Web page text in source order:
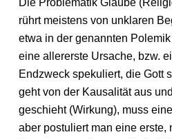
Die Problematik Glaube
rührt meistens von unklaren
etwa in der genannten
eine allererste Ursache, bzw.
Endzweck spekuliert, die Gott
geht von der Kausalität aus
geschieht (Wirkung), muss
aber postuliert man eine erste,